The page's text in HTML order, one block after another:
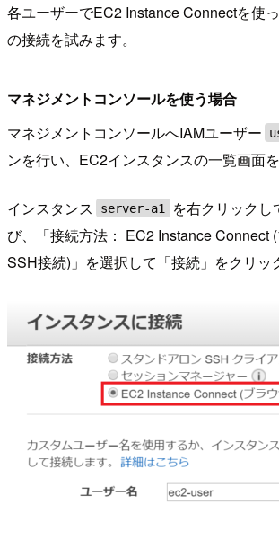
各ユーザーでEC2 Instance Connectを使
の接続を試みます。
マネジメントコンソールを使う場合
マネジメントコンソールへIAMユーザー
ンを行い、EC2インスタンスの一覧画面を
インスタンス server-a1
を右クリックし
び、「接続方法： EC2 Instance Connect
SSH接続)」を選択して「接続」をクリッ